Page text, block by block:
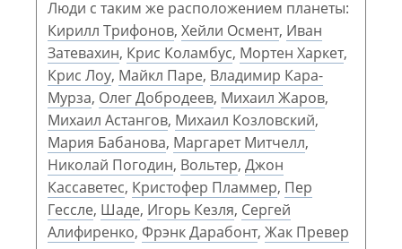
Люди с таким же расположением планеты:
Кирилл Трифонов, Хейли Осмент, Иван
Затевахин, Крис Коламбус, Мортен Харкет,
Крис Лоу, Майкл Паре, Владимир Кара-
Мурза, Олег Добродеев, Михаил Жаров,
Михаил Астангов, Михаил Козловский,
Мария Бабанова, Маргарет Митчелл,
Николай Погодин, Вольтер, Джон
Кассаветес, Кристофер Пламмер, Пер
Гессле, Шаде, Игорь Кезля, Сергей
Алифиренко, Фрэнк Дарабонт, Жак Превер